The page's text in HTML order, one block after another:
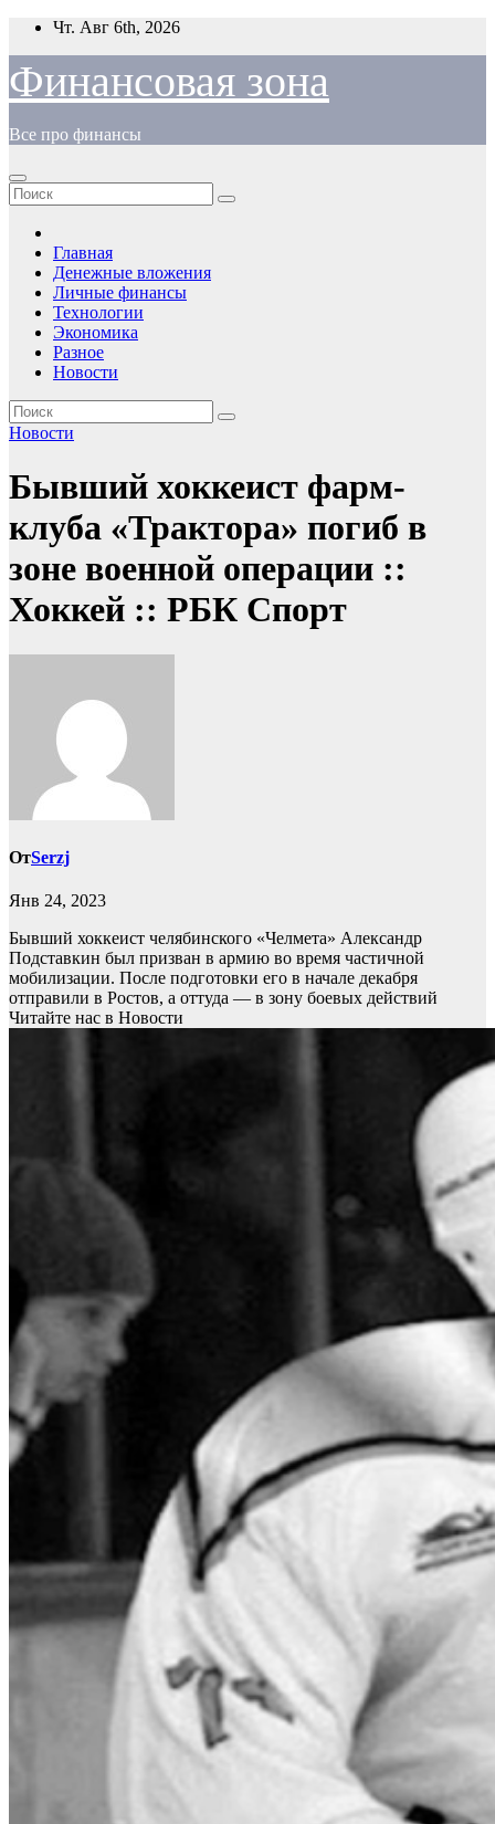
Перейти
содержимому
Чт. Авг 6th, 2026
Финансовая зона
Все про финансы
Главная
Денежные вложения
Личные финансы
Технологии
Экономика
Разное
Новости
Новости
Бывший хоккеист фарм-
клуба «Трактора» погиб в
зоне военной операции ::
Хоккей :: РБК Спорт
ОтSerzj
Янв 24, 2023
Бывший хоккеист челябинского «Челмета» Александр
Подставкин был призван в армию во время частичной
мобилизации. После подготовки его в начале декабря
отправили в Ростов, а оттуда — в зону боевых действий
Читайте нас в Новости